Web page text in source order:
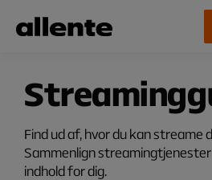
Find ud af, hvor du kan streame
Sammenlign
indhold for dig.